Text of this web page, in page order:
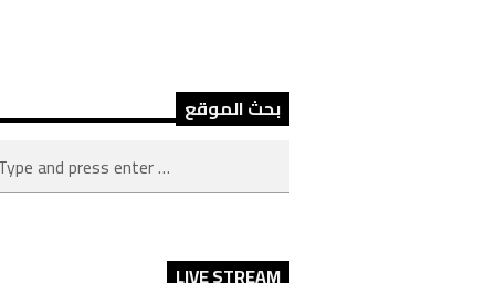
بحث الموقع